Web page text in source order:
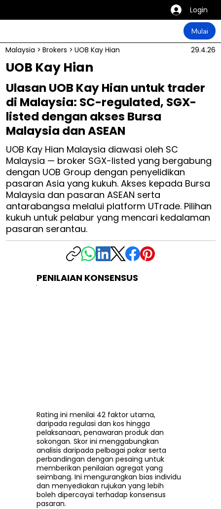
Login
Mulai
Malaysia > Brokers > UOB Kay Hian 29.4.26
UOB Kay Hian
Ulasan UOB Kay Hian untuk trader
di Malaysia: SC-regulated, SGX-
listed dengan akses Bursa
Malaysia dan ASEAN
UOB Kay Hian Malaysia diawasi oleh SC
Malaysia — broker SGX-listed yang bergabung
dengan UOB Group dengan penyelidikan
pasaran Asia yang kukuh. Akses kepada Bursa
Malaysia dan pasaran ASEAN serta
antarabangsa melalui platform UTrade. Pilihan
kukuh untuk pelabur yang mencari kedalaman
pasaran serantau.
PENILAIAN KONSENSUS
Rating ini menilai 42 faktor utama,
daripada regulasi dan kos hingga
pelaksanaan, penawaran produk dan
sokongan. Skor ini menggabungkan
analisis daripada pelbagai pakar serta
perbandingan dengan pesaing untuk
memberikan penilaian agregat yang
seimbang. Ini mengurangkan bias individu
dan menyediakan rujukan yang lebih
boleh dipercayai terhadap konsensus
pasaran.